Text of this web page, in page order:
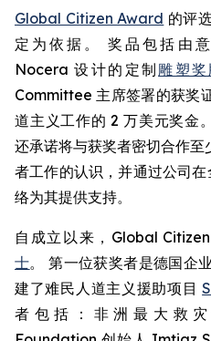
Global Citizen Award 的评
定为依据。 奖品包括由
Nocera 设计的定制 雕塑奖
Committee 主席签署的获奖
道主义工作的 2 万美元奖金
还承诺将与获奖者密切合作
者工作的认识，并通过公司
络为其提供支持。
自成立以来，Global
士。 第一位获奖者是德国企
建了难民人道主义援助项目
者包括：非洲最大救